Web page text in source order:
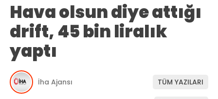
Hava olsun diye attığı
drift, 45 bin liralık
yaptı
İha Ajansı TÜM YAZILARI